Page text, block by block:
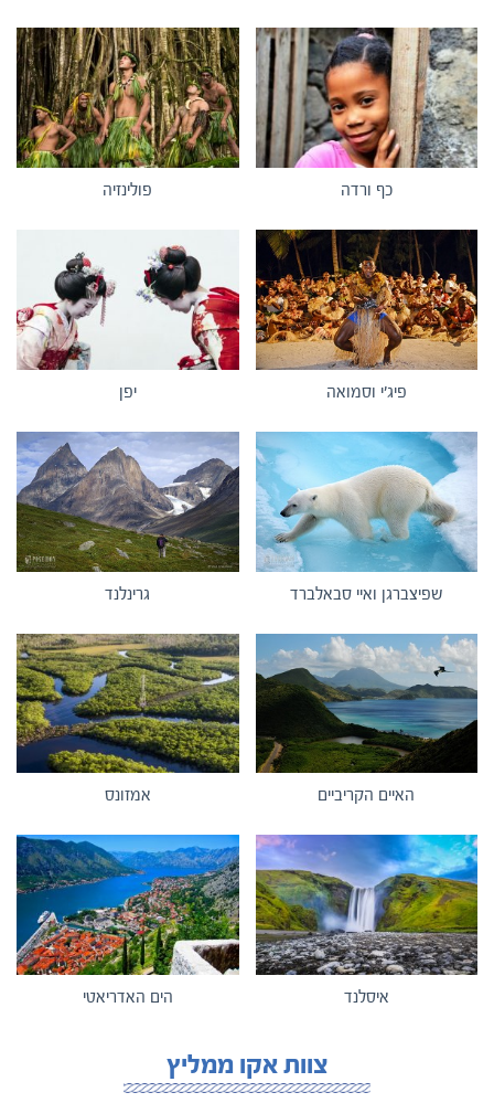
כף ורדה פולינזיה
פיג'י וסמואה יפן
שפיצברגן ואיי סבאלברד גרינלנד
האיים הקריביים אמזונס
איסלנד הים האדריאטי
צוות אקו ממליץ